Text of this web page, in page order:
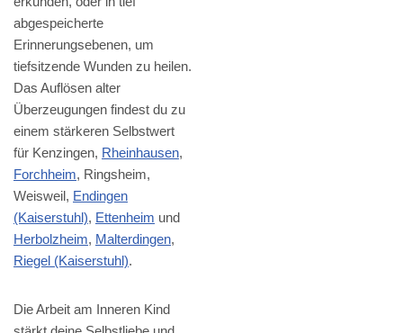
abgespeicherte
Erinnerungsebenen, um
tiefsitzende Wunden zu heilen.
Das Auflösen alter
Überzeugungen findest du zu
einem stärkeren Selbstwert
für Kenzingen, Rheinhausen,
Forchheim, Ringsheim,
Weisweil, Endingen
(Kaiserstuhl), Ettenheim und
Herbolzheim, Malterdingen,
Riegel (Kaiserstuhl).
Die Arbeit am Inneren Kind